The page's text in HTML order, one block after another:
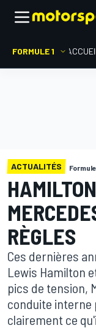
FORMULE 1 ACCUEIL
ACTUALITÉS Formule
RÈGLES
Ces dernières
Lewis Hamilton
pics de tension,
conduite interne
clairement ce